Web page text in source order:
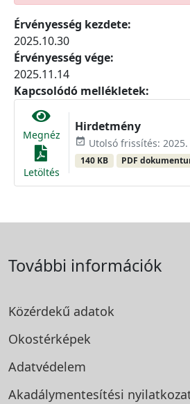
Érvényesség kezdete:
2025.10.30
Érvényesség vége:
2025.11.14
Kapcsolódó mellékletek:
Megnéz
Letöltés
Hirdetmény
event_available Utolsó frissítés:
140 KB PDF
További információk
Közérdekű adatok
Okostérképek
Adatvédelem
Akadálymentesítési